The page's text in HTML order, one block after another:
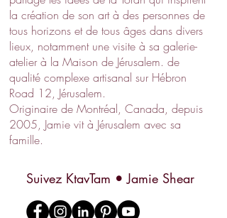
la création de son art à des personnes de
tous horizons et de tous âges dans divers
lieux, notamment une visite à sa galerie-
atelier à la Maison de Jérusalem. de
qualité complexe artisanal sur Hébron
Road 12, Jérusalem.
Originaire de Montréal, Canada, depuis
2005, Jamie vit à Jérusalem avec sa
famille.
Suivez KtavTam • Jamie Shear